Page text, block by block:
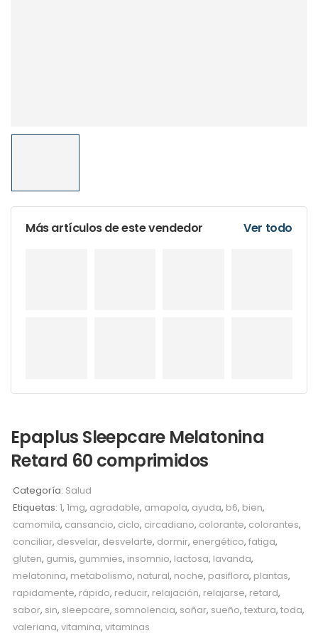
Más artículos de este vendedor Ver todo
Epaplus Sleepcare Melatonina
Retard 60 comprimidos
Categoría: Salud
Etiquetas: 1, 1mg, agradable, amapola, ayuda, b6, bien,
camomila, cansancio, ciclo, circadiano, colorante, colorantes,
conciliar, desvelar, desvelarte, dormir, energético, fatiga,
gluten, gumis, gummies, insomnio, lactosa, lavanda,
melatonina, metabolismo, natural, noche, pasiflora, plantas,
rapidamente, rápido, reducir, relajación, relajarse, retard,
sabor, sin, sleepcare, somnolencia, soñar, sueño, textura, toda,
valeriana, vitamina, vitaminas